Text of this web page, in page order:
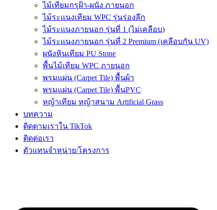
ไม้เทียมกรุฝ้า-ผนัง ภายนอก
ไม้ระแนงเทียม WPC รุ่นร่องลึก
ไม้ระแนงภายนอก รุ่นที่ 1 (ไม่เคลือบ)
ไม้ระแนงภายนอก รุ่นที่ 2 Premium (เคลือบกัน UV)
ผนังหินเทียม PU Stone
พื้นไม้เทียม WPC ภายนอก
พรมแผ่น (Carpet Tile) พื้นผ้า
พรมแผ่น (Carpet Tile) พื้นPVC
หญ้าเทียม หญ้าสนาม Artificial Grass
บทความ
ติดตามเราใน TikTok
ติดต่อเรา
ตัวแทนจำหน่าย/โครงการ